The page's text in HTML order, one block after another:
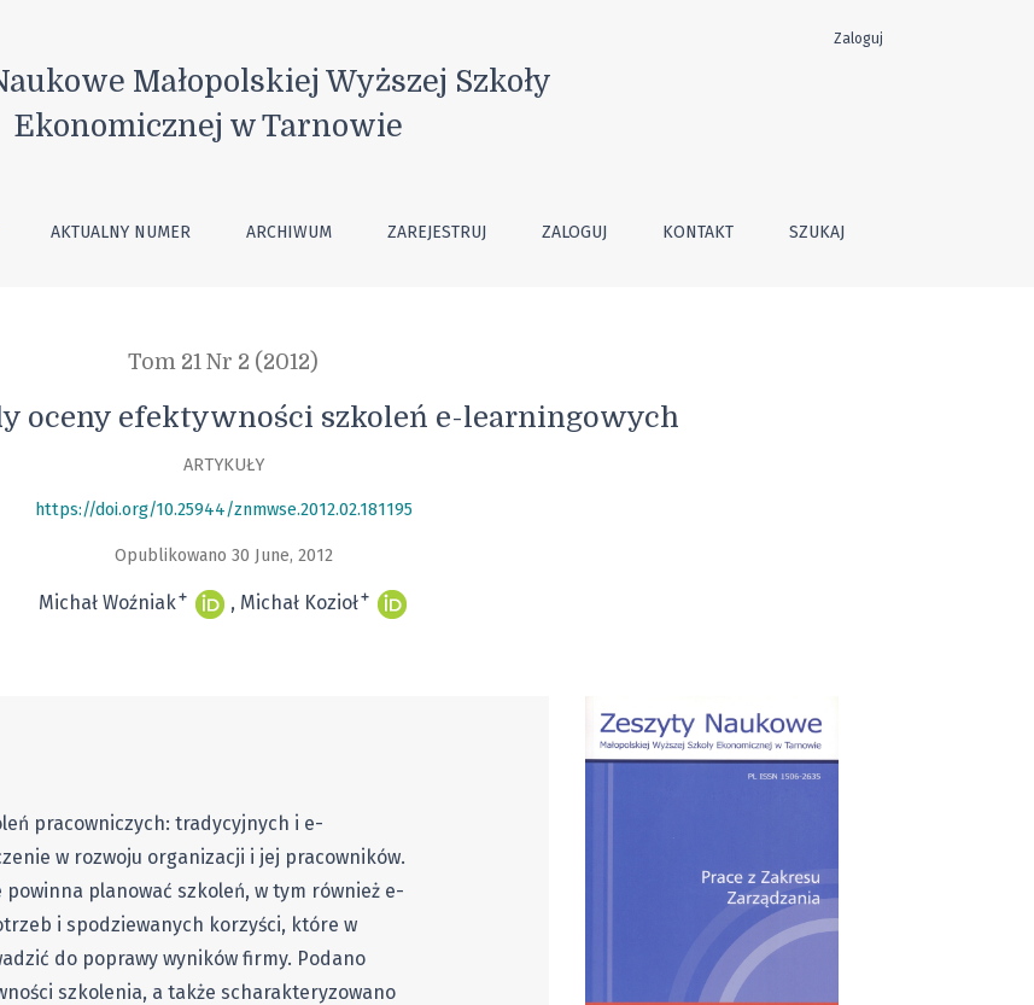
Małopolskiej Wyższej Szkoły
Ekonomicznej w Tarnowie
AKTUALNY NUMER ARCHIWUM ZAREJESTRUJ ZALOGUJ KONTAKT SZUKAJ
Zaloguj
Tom 21 Nr 2 (2012)
oceny efektywności szkoleń e-learningowych
ARTYKUŁY
https://doi.org/10.25944/znmwse.2012.02.181195
Opublikowano 30 June, 2012
Michał Woźniak+ Michał Kozioł+
pracowniczych: tradycyjnych i e-
w rozwoju organizacji i jej pracowników.
planować szkoleń, w tym również e-
i spodziewanych korzyści, które w
do poprawy wyników firmy. Podano
szkolenia, a także scharakteryzowano